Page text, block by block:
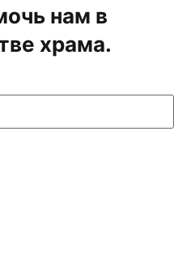
нам в
храма.